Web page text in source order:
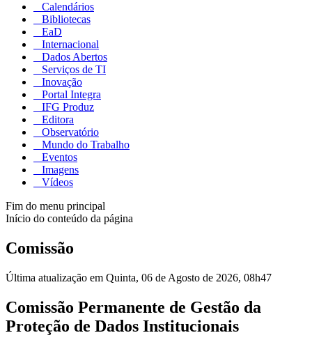
Calendários
Bibliotecas
EaD
Internacional
Dados Abertos
Serviços de TI
Inovação
Portal Integra
IFG Produz
Editora
Observatório
Mundo do Trabalho
Eventos
Imagens
Vídeos
Fim do menu principal
Início do conteúdo da página
Comissão
Última atualização em Quinta, 06 de Agosto de 2026, 08h47
Comissão Permanente de Gestão da
Proteção de Dados Institucionais